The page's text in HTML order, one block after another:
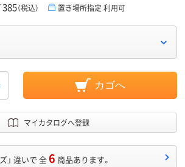
385（税込） 置き場所指定 利用可
カゴへ
マイカタログへ登録
」 違いで 全6 商品あります。